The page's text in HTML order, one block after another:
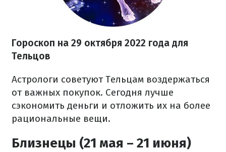
Гороскоп на 29 октября 2022 года для
Тельцов
Астрологи советуют Тельцам воздержаться
от важных покупок. Сегодня лучше
сэкономить деньги и отложить их на более
рациональные вещи.
Близнецы (21 мая – 21 июня)